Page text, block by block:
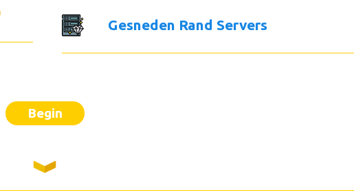
Gesneden Rand Servers
Begin